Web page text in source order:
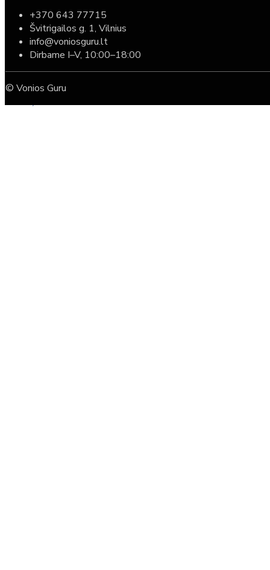
Komplektas: Tece potinkinis WC rėmas su baltu
mygtuku + Deante Peonia Rimless klozetas su
587,00€
389,00€
+370 643 77715
Švitrigailos g. 1, Vilnius
info@voniosguru.lt
Dirbame I–V, 10:00–18:00
© Vonios Guru